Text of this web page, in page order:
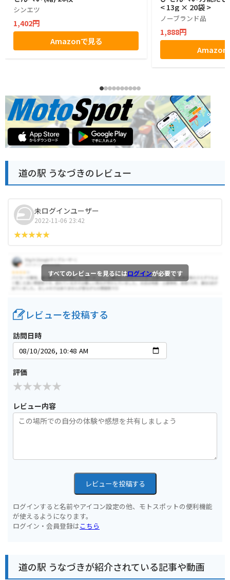
シンエツ
1,402円
Amazonで見る
< 13g × 20袋 >
ノーブランド品
1,888円
Amazon
道の駅 うなづきのレビュー
未ログインユーザー
2022-11-06 23:42
すべてのレビューを見るにはログインが必要です
レビューを投稿する
訪問日時
評価
レビュー内容
レビューを投稿する
ログインすると名前やアイコン設定の他、モトスポットの便利機能
が使えるようになります。
ログイン・会員登録はこちら
道の駅 うなづきが紹介されている記事や動画